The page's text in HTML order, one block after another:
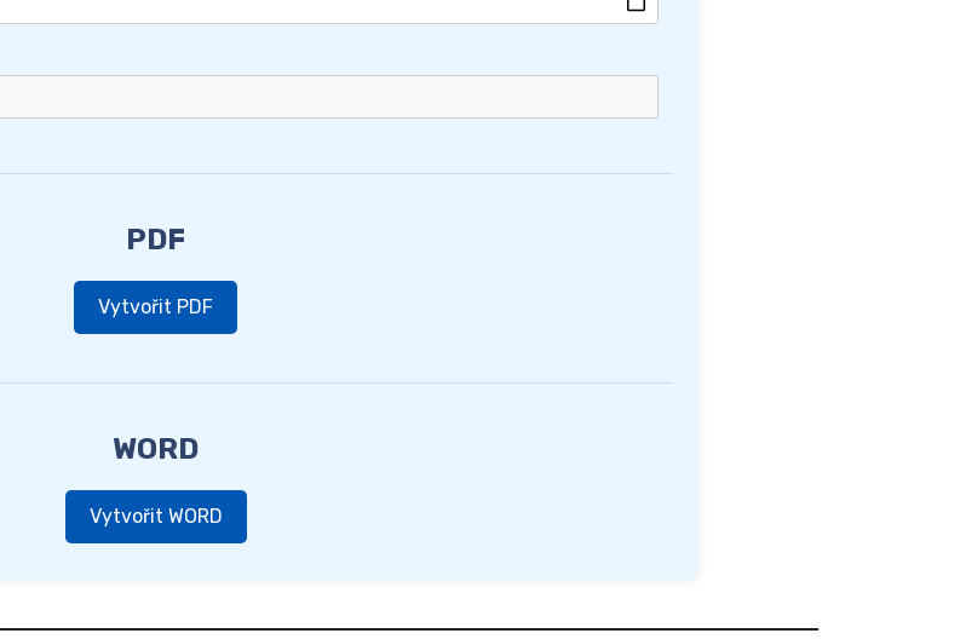
PDF
Vytvořit PDF
WORD
Vytvořit WORD